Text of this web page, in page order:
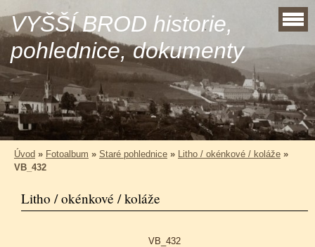
VYŠŠÍ BROD historie,
pohlednice, dokumenty
Úvod » Fotoalbum » Staré pohlednice » Litho / okénkové / koláže »
VB_432
Litho / okénkové / koláže
VB_432